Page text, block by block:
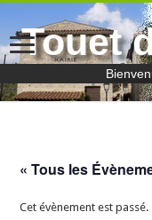
Touet
« Tous les
Cet évènement est passé.